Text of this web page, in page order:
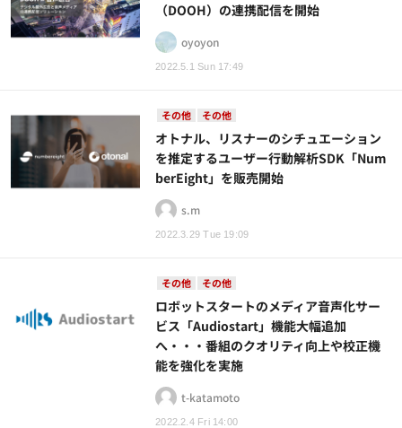
2022.5.1 Sun 17:49
（DOOH）の連携配信を開始
oyoyon
その他 その他
2022.3.29 Tue 19:09
オトナル、リスナーのシチュエーション
を推定するユーザー行動解析SDK「Num
berEight」を販売開始
s.m
その他 その他
2022.2.4 Fri 14:00
ロボットスタートのメディア音声化サー
ビス「Audiostart」機能大幅追加
へ・・・番組のクオリティ向上や校正機
能を強化を実施
t-katamoto